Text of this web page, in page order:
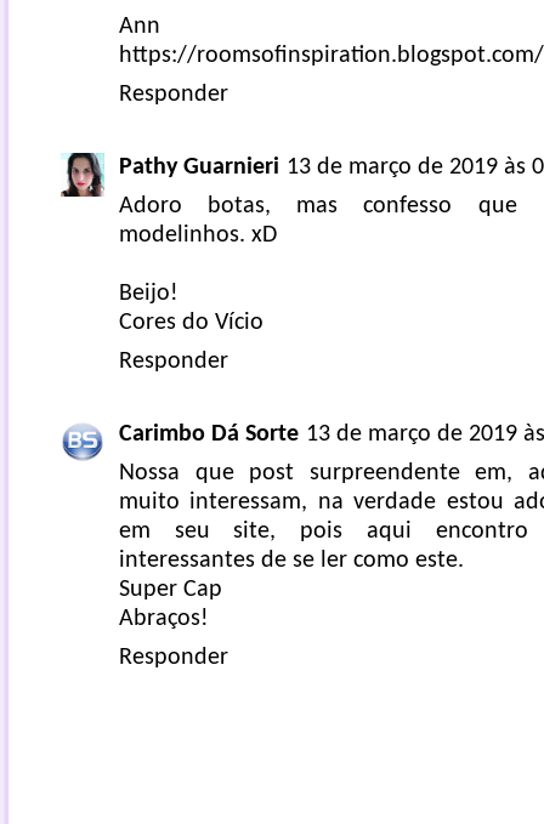
Ann
https://roomsofinspiration.blogspot.com/
Responder
Pathy Guarnieri 13 de março de 2019 às
Adoro botas, mas confesso que
modelinhos. xD
Beijo!
Cores do Vício
Responder
Carimbo Dá Sorte 13 de março de 2019
Nossa que post surpreendente em,
muito interessam, na verdade estou
em seu site, pois aqui encontro
interessantes de se ler como este.
Super Cap
Abraços!
Responder